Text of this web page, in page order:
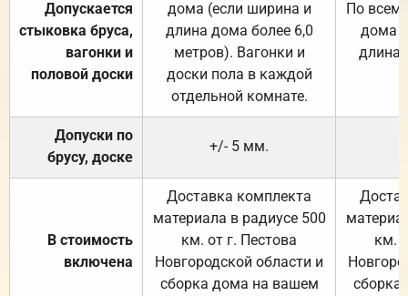
Допускается
стыковка бруса,
вагонки и
половой доски
дома (если ширина и
длина дома более 6,0
метров). Вагонки и
доски пола в каждой
отдельной комнате.
По
дома
длина
Допуски по
брусу, доске
+/- 5 мм.
В стоимость
включена
Доставка комплекта
материала в радиусе 500
км. от г. Пестова
Новгородской области и
сборка дома на вашем
км.